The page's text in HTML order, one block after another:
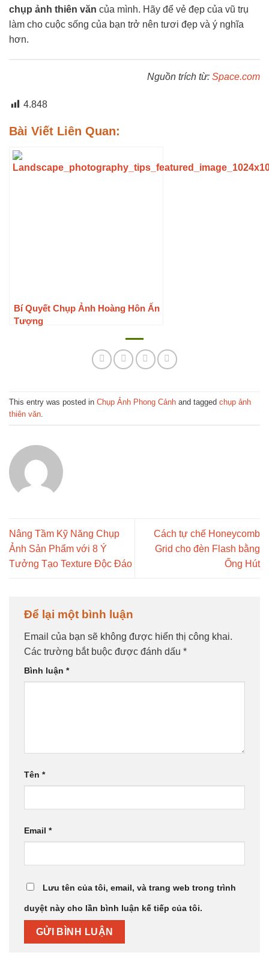
chụp ảnh thiên văn của mình. Hãy để vẻ đẹp của vũ trụ
làm cho cuộc sống của bạn trở nên tươi đẹp và ý nghĩa
hơn.
Nguồn trích từ: Space.com
4.848
Bài Viết Liên Quan:
Bí Quyết Chụp Ảnh Hoàng Hôn Ấn
Tượng
This entry was posted in Chụp Ảnh Phong Cảnh and tagged chụp ảnh
thiên văn
Nâng Tầm Kỹ Năng Chụp
Ảnh Sản Phẩm với 8 Ý
Tưởng Tạo Texture Độc Đáo
Cách tự chế Honeycomb
Grid cho đèn Flash bằng
Ống Hút
Để lại một bình luận
Email của bạn sẽ không được hiển thị công khai.
Các trường bắt buộc được đánh dấu *
Bình luận *
Tên *
Email *
Lưu tên của tôi, email, và trang web trong trình
duyệt này cho lần bình luận kế tiếp của tôi.